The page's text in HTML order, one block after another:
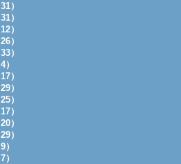
）
）
）
）
）
）
）
）
）
）
）